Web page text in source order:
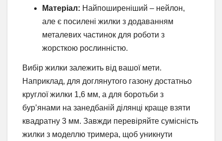
Матеріал: Найпоширеніший – нейлон,
але є посилені жилки з додаванням
металевих частинок для роботи з
жорсткою рослинністю.
Вибір жилки залежить від вашої мети.
Наприклад, для доглянутого газону достатньо
круглої жилки 1,6 мм, а для боротьби з
бур’янами на занедбаній ділянці краще взяти
квадратну 3 мм. Завжди перевіряйте сумісність
жилки з моделлю тримера, щоб уникнути